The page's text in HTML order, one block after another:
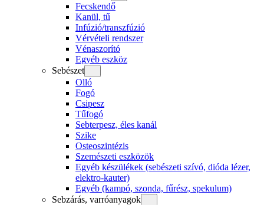
Fecskendő
Kanül, tű
Infúzió/transzfúzió
Vérvételi rendszer
Vénaszorító
Egyéb eszköz
Sebészet
Olló
Fogó
Csipesz
Tűfogó
Sebterpesz, éles kanál
Szike
Osteoszintézis
Szemészeti eszközök
Egyéb készülékek (sebészeti szívó, dióda lézer,
elektro-kauter)
Egyéb (kampó, szonda, fűrész, spekulum)
Sebzárás, varróanyagok